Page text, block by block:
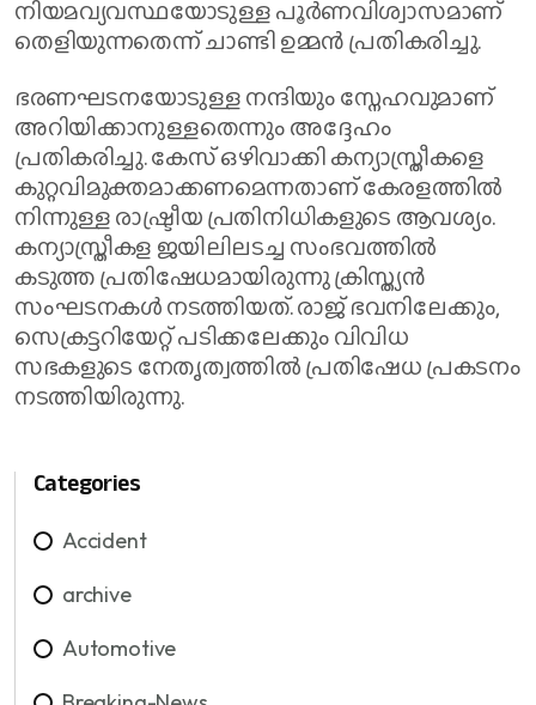
നിയമവ്യവസ്ഥയോടുള്ള പൂർണവിശ്വാസമാണ്
തെളിയുന്നതെന്ന് ചാണ്ടി ഉമ്മൻ പ്രതികരിച്ചു.
ഭരണഘടനയോടുള്ള നന്ദിയും സ്നേഹവുമാണ്
അറിയിക്കാനുള്ളതെന്നും അദ്ദേഹം
പ്രതികരിച്ചു. കേസ് ഒഴിവാക്കി കന്യാസ്ത്രീകളെ
കുറ്റവിമുക്തമാക്കണമെന്നതാണ് കേരളത്തിൽ
നിന്നുള്ള രാഷ്ട്രീയ പ്രതിനിധികളുടെ ആവശ്യം.
കന്യാസ്ത്രീകള ജയിലിലടച്ച സംഭവത്തിൽ
കടുത്ത പ്രതിഷേധമായിരുന്നു ക്രിസ്ത്യൻ
സംഘടനകൾ നടത്തിയത്. രാജ് ഭവനിലേക്കും,
സെക്രട്ടറിയേറ്റ് പടിക്കലേക്കും വിവിധ
സഭകളുടെ നേതൃത്വത്തിൽ പ്രതിഷേധ പ്രകടനം
നടത്തിയിരുന്നു.
Categories
Accident
archive
Automotive